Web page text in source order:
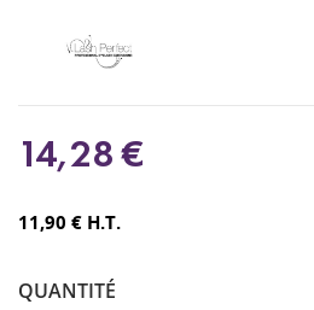
14,28 €
11,90 € H.T.
QUANTITÉ